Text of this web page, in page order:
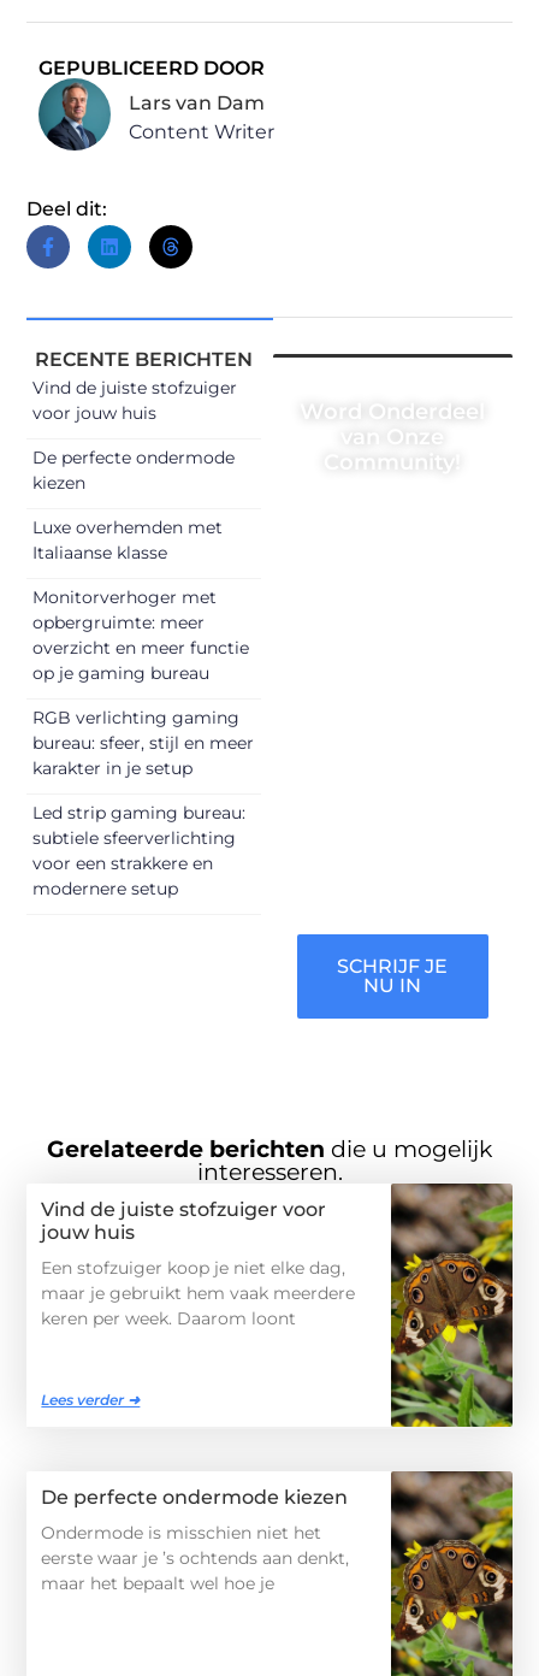
GEPUBLICEERD DOOR
Lars van Dam
Content Writer
Deel dit:
RECENTE BERICHTEN
Vind de juiste stofzuiger
voor jouw huis
De perfecte ondermode
kiezen
Luxe overhemden met
Italiaanse klasse
Monitorverhoger met
opbergruimte: meer
overzicht en meer functie
op je gaming bureau
RGB verlichting gaming
bureau: sfeer, stijl en meer
karakter in je setup
Led strip gaming bureau:
subtiele sfeerverlichting
voor een strakkere en
modernere setup
Word Onderdeel
van Onze
Community!
SCHRIJF JE
NU IN
Gerelateerde berichten die u mogelijk
interesseren.
Vind de juiste stofzuiger voor
jouw huis
Een stofzuiger koop je niet elke dag,
maar je gebruikt hem vaak meerdere
keren per week. Daarom loont
Lees verder ➜
De perfecte ondermode kiezen
Ondermode is misschien niet het
eerste waar je ’s ochtends aan denkt,
maar het bepaalt wel hoe je